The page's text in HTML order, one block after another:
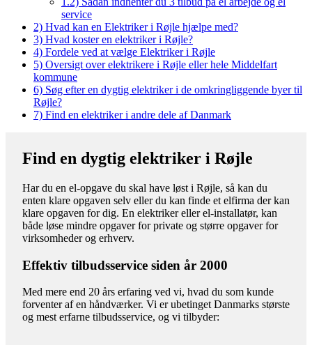
service
2) Hvad kan en Elektriker i Røjle hjælpe med?
3) Hvad koster en elektriker i Røjle?
4) Fordele ved at vælge Elektriker i Røjle
5) Oversigt over elektrikere i Røjle eller hele Middelfart
kommune
6) Søg efter en dygtig elektriker i de omkringliggende byer til
Røjle?
7) Find en elektriker i andre dele af Danmark
Find en dygtig elektriker i Røjle
Har du en el-opgave du skal have løst i Røjle, så kan du
enten klare opgaven selv eller du kan finde et elfirma der kan
klare opgaven for dig. En elektriker eller el-installatør, kan
både løse mindre opgaver for private og større opgaver for
virksomheder og erhverv.
Effektiv tilbudsservice siden år 2000
Med mere end 20 års erfaring ved vi, hvad du som kunde
forventer af en håndværker. Vi er ubetinget Danmarks største
og mest erfarne tilbudsservice, og vi tilbyder: